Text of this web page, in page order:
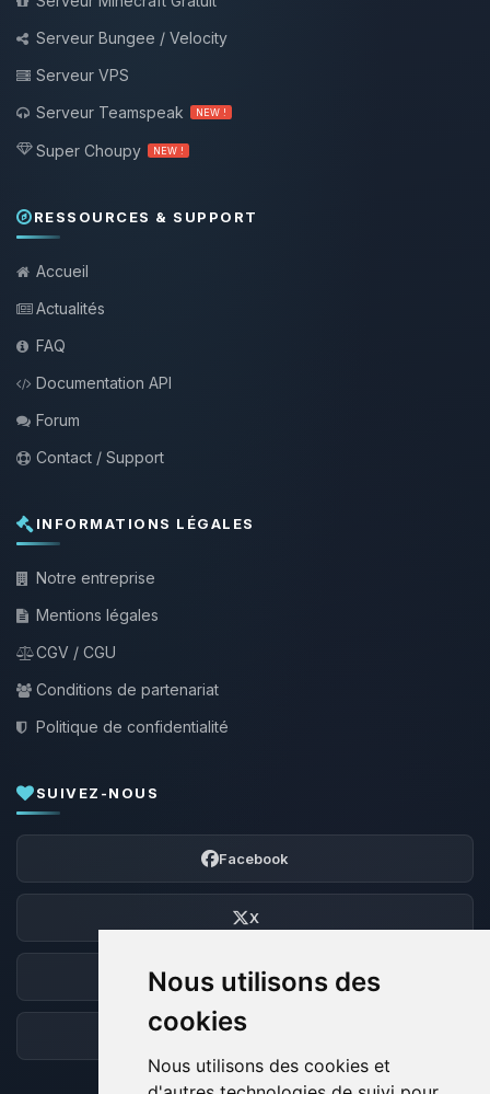
Nous utilisons des
cookies
Nous utilisons des cookies et
Serveur Bungee / Velocity
Serveur VPS
Serveur Teamspeak
NEW !
Super Choupy NEW !
RESSOURCES & SUPPORT
Accueil
Actualités
FAQ
Documentation API
Forum
Contact / Support
INFORMATIONS LÉGALES
Notre entreprise
Mentions légales
CGV / CGU
Conditions de partenariat
Politique de confidentialité
SUIVEZ-NOUS
Facebook
X
Discord
Forum